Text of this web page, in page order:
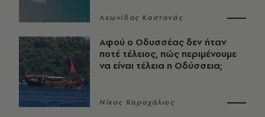
Λεωνίδας Καστανάς
Αφού ο Οδυσσέας δεν ήταν
ποτέ τέλειος, πώς περιμένουμε
να είναι τέλεια η Οδύσσεια;
Νίκος Καραχάλιος